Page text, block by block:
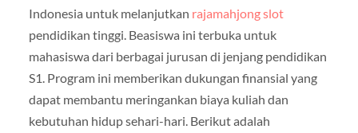
Indonesia untuk melanjutkan rajamahjong slot
pendidikan tinggi. Beasiswa ini terbuka untuk
mahasiswa dari berbagai jurusan di jenjang pendidikan
S1. Program ini memberikan dukungan finansial yang
dapat membantu meringankan biaya kuliah dan
kebutuhan hidup sehari-hari. Berikut adalah